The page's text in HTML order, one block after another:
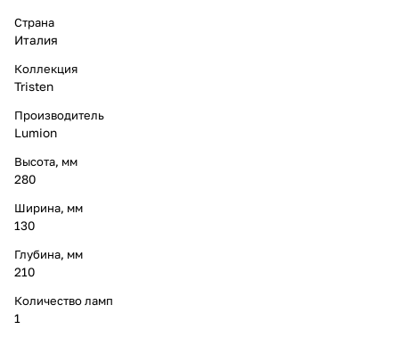
Страна
Италия
Коллекция
Tristen
Производитель
Lumion
Высота, мм
280
Ширина, мм
130
Глубина, мм
210
Количество ламп
1